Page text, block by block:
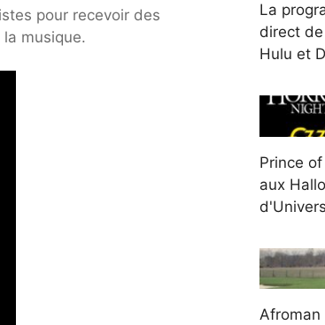
pour recevoir des
musique.
La
direct
Hulu et
Prince
aux
Afroman